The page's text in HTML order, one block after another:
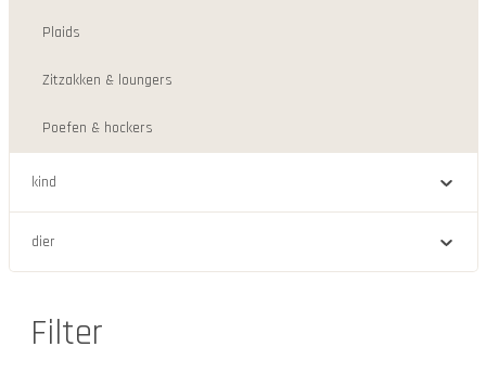
Plaids
Zitzakken & loungers
Poefen & hockers
kind
dier
Filter